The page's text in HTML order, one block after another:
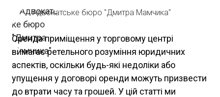
Адвокатське бюро "Дмитра Мамчика"
Оренда приміщення у торговому центрі
вимагає ретельного розуміння юридичних
аспектів, оскільки будь-які недоліки або
упущення у договорі оренди можуть призвести
до втрати часу та грошей. У цій статті ми